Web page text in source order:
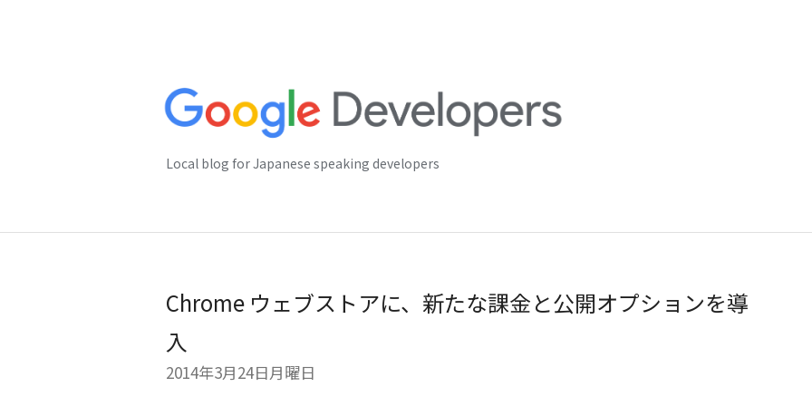
Local blog for Japanese speaking developers
Chrome ウェブストアに、新たな課金と公開オプションを導
入
2014年3月24日月曜日